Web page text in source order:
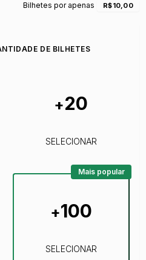
Bilhetes por apenas R$10,00
DE BILHETES
+20
SELECIONAR
+100
SELECIONAR
Mais popular